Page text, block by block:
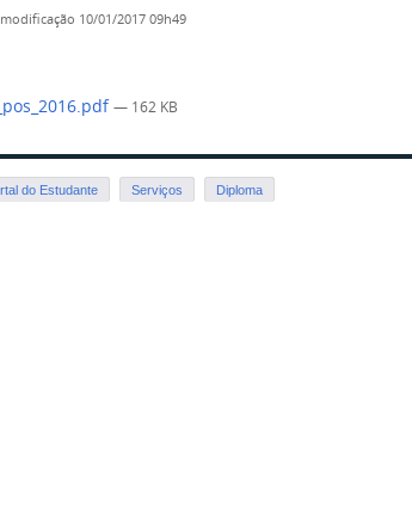
10/01/2017 09h49
— 162 KB
do Estudante Serviços Diploma